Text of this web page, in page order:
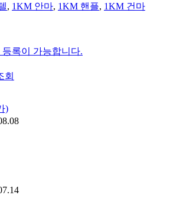
, 1KM 안마, 1KM 핸플, 1KM 건마
록이 가능합니다.
회
)